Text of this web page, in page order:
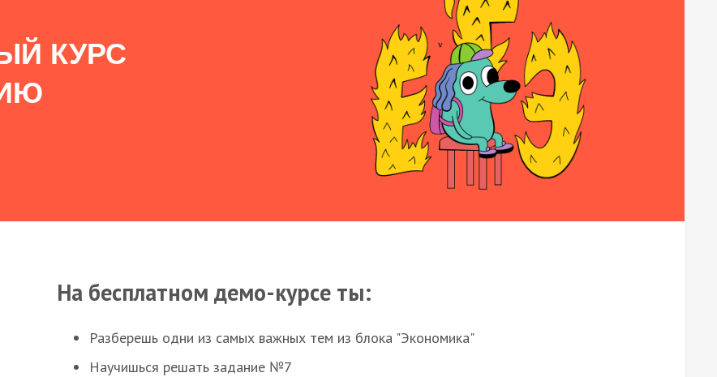
КУРС
На бесплатном демо-курсе ты:
Разберешь одни из самых важных тем из блока "Экономика"
Научишься решать задание №7